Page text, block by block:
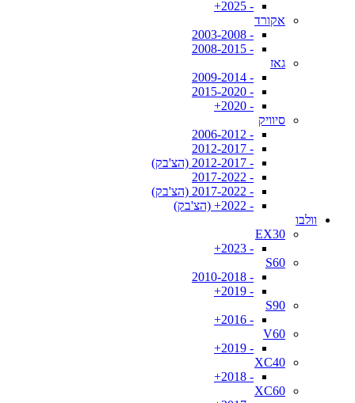
- 2025+
אקורד
- 2003-2008
- 2008-2015
גאז
- 2009-2014
- 2015-2020
- 2020+
סיוויק
- 2006-2012
- 2012-2017
- 2012-2017 (הצ'בק)
- 2017-2022
- 2017-2022 (הצ'בק)
- 2022+ (הצ'בק)
וולבו
EX30
- 2023+
S60
- 2010-2018
- 2019+
S90
- 2016+
V60
- 2019+
XC40
- 2018+
XC60